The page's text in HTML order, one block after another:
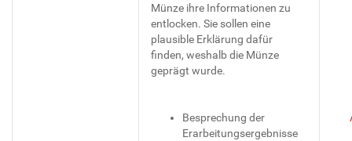
Münze ihre Informationen zu
entlocken. Sie sollen eine
plausible Erklärung dafür
finden, weshalb die Münze
geprägt wurde.
Besprechung der
Erarbeitungsergebnisse